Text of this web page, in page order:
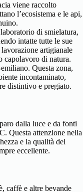
viene raccolto
l’ecosistema e le api,
di smielatura,
intatte tutte le sue
artigianale
capolavoro di natura.
Questa zona,
incontaminato,
distintivo e pregiato.
dalla luce e da fonti
Questa attenzione nella
e la qualità del
eccellente.
caffè e altre bevande